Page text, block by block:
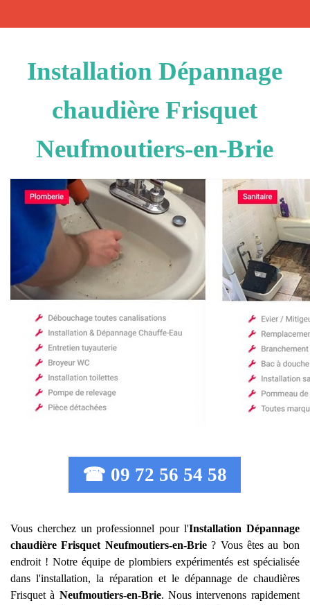
Installation Dépannage
chaudière Frisquet
Neufmoutiers-en-Brie
☎ 09 72 56 54 58
Vous cherchez un professionnel pour l'Installation Dépannage
chaudière Frisquet Neufmoutiers-en-Brie? Vous êtes au bon
endroit ! Notre équipe de plombiers expérimentés est spécialisée
dans l'installation, la réparation et le dépannage de chaudières
Frisquet à Neufmoutiers-en-Brie. Nous intervenons rapidement